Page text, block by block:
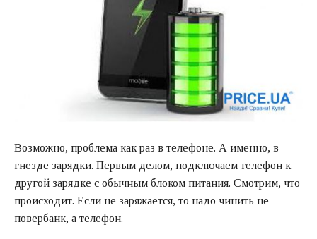
Возможно, проблема как раз в телефоне. А именно, в
гнезде зарядки. Первым делом, подключаем телефон к
другой зарядке с обычным блоком питания. Смотрим, что
происходит. Если не заряжается, то надо чинить не
повербанк, а телефон.